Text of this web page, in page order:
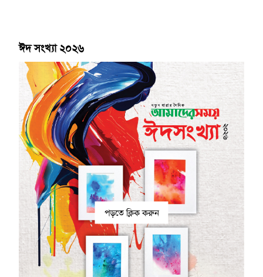
ঈদ সংখ্যা ২০২৬
পড়তে ক্লিক করুন